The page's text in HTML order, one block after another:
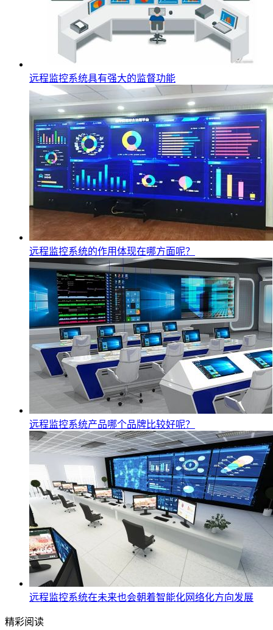
远程监控系统具有强大的监督功能
远程监控系统的作用体现在哪方面呢？
远程监控系统产品哪个品牌比较好呢？
远程监控系统在未来也会朝着智能化网络化方向发展
精彩阅读